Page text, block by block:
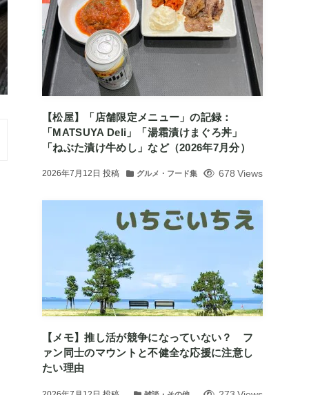
【松屋】「店舗限定メニュー」の記録：
「MATSUYA Deli」「湯霜漬けまぐろ丼」
「ねぶた漬け牛めし」など（2026年7月分）
2026年7月12日 投稿 グルメ・フード集 678 Views
【メモ】推し活が競争になっていない？ フ
ァン同士のマウントと不健全な応援に注意し
たい理由